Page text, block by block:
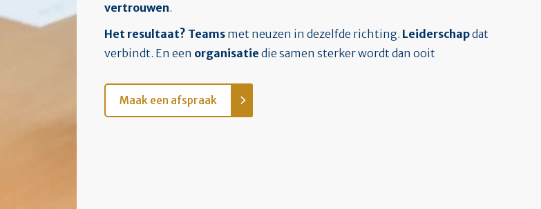
vertrouwen.
Het resultaat? Teams met neuzen in dezelfde richting. Leiderschapdat
verbindt. En een organisatie die samen sterker wordt dan ooit
Maak een afspraak